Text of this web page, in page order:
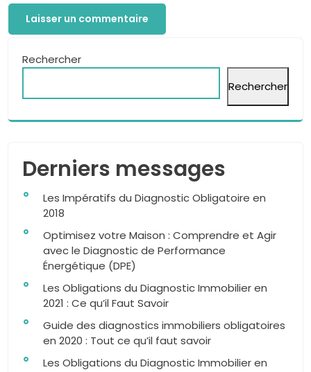
Rechercher
Rechercher
Derniers messages
Les Impératifs du Diagnostic Obligatoire en
2018
Optimisez votre Maison : Comprendre et Agir
avec le Diagnostic de Performance
Énergétique (DPE)
Les Obligations du Diagnostic Immobilier en
2021 : Ce qu’il Faut Savoir
Guide des diagnostics immobiliers obligatoires
en 2020 : Tout ce qu’il faut savoir
Les Obligations du Diagnostic Immobilier en